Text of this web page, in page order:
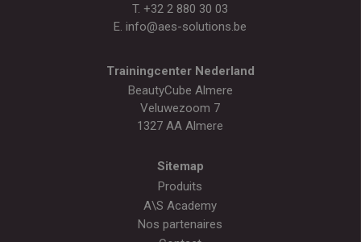
T. +32 2 880 30 03
E. info@aes-solutions.be
Trainingcenter Nederland
BeautyCube Almere
Veluwezoom 7
1327 AA Almere
Sitemap
Produits
A\S Academy
Nos partenaires